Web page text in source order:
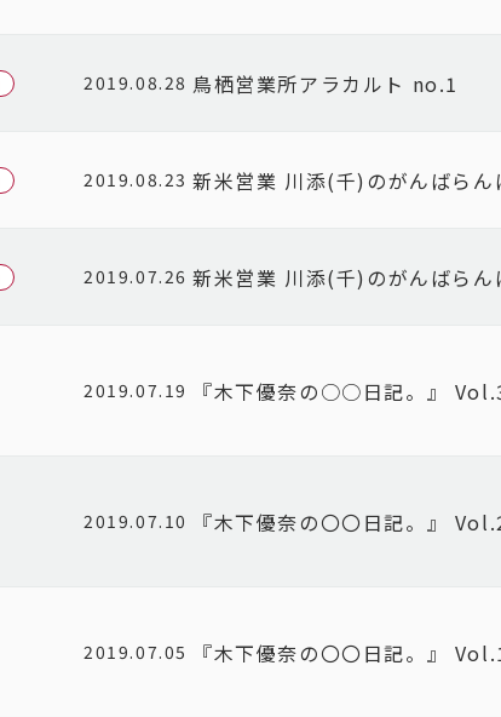
2019.08.28 鳥栖営業所アラカルト no.1
2019.08.23 新米営業 川添(千)のがんばら
2019.07.26 新米営業 川添(千)のがんばら
2019.07.19 『木下優奈の○○日記。』
2019.07.10 『木下優奈の〇〇日記。』
2019.07.05 『木下優奈の〇〇日記。』